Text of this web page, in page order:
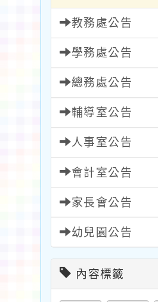
教務處公告
學務處公告
總務處公告
輔導室公告
人事室公告
會計室公告
家長會公告
幼兒園公告
內容標籤